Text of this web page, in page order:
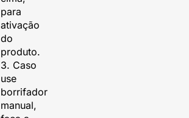
para
ativação
do
produto.
3. Caso
use
borrifador
manual,